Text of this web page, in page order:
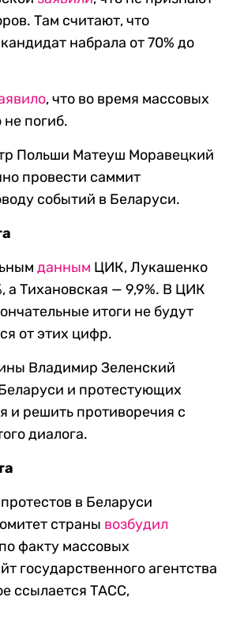
Там считают, что
набрала от 70% до
, что во время массовых
не погиб.
Польши Матеуш Моравецкий
провести саммит
событий в Беларуси.
данным ЦИК, Лукашенко
а Тихановская — 9,9%. В ЦИК
итоги не будут
от этих цифр.
Владимир Зеленский
и протестующих
и решить противоречия с
диалога.
в Беларуси
страны возбудил
факту массовых
государственного агентства
ссылается ТАСС,